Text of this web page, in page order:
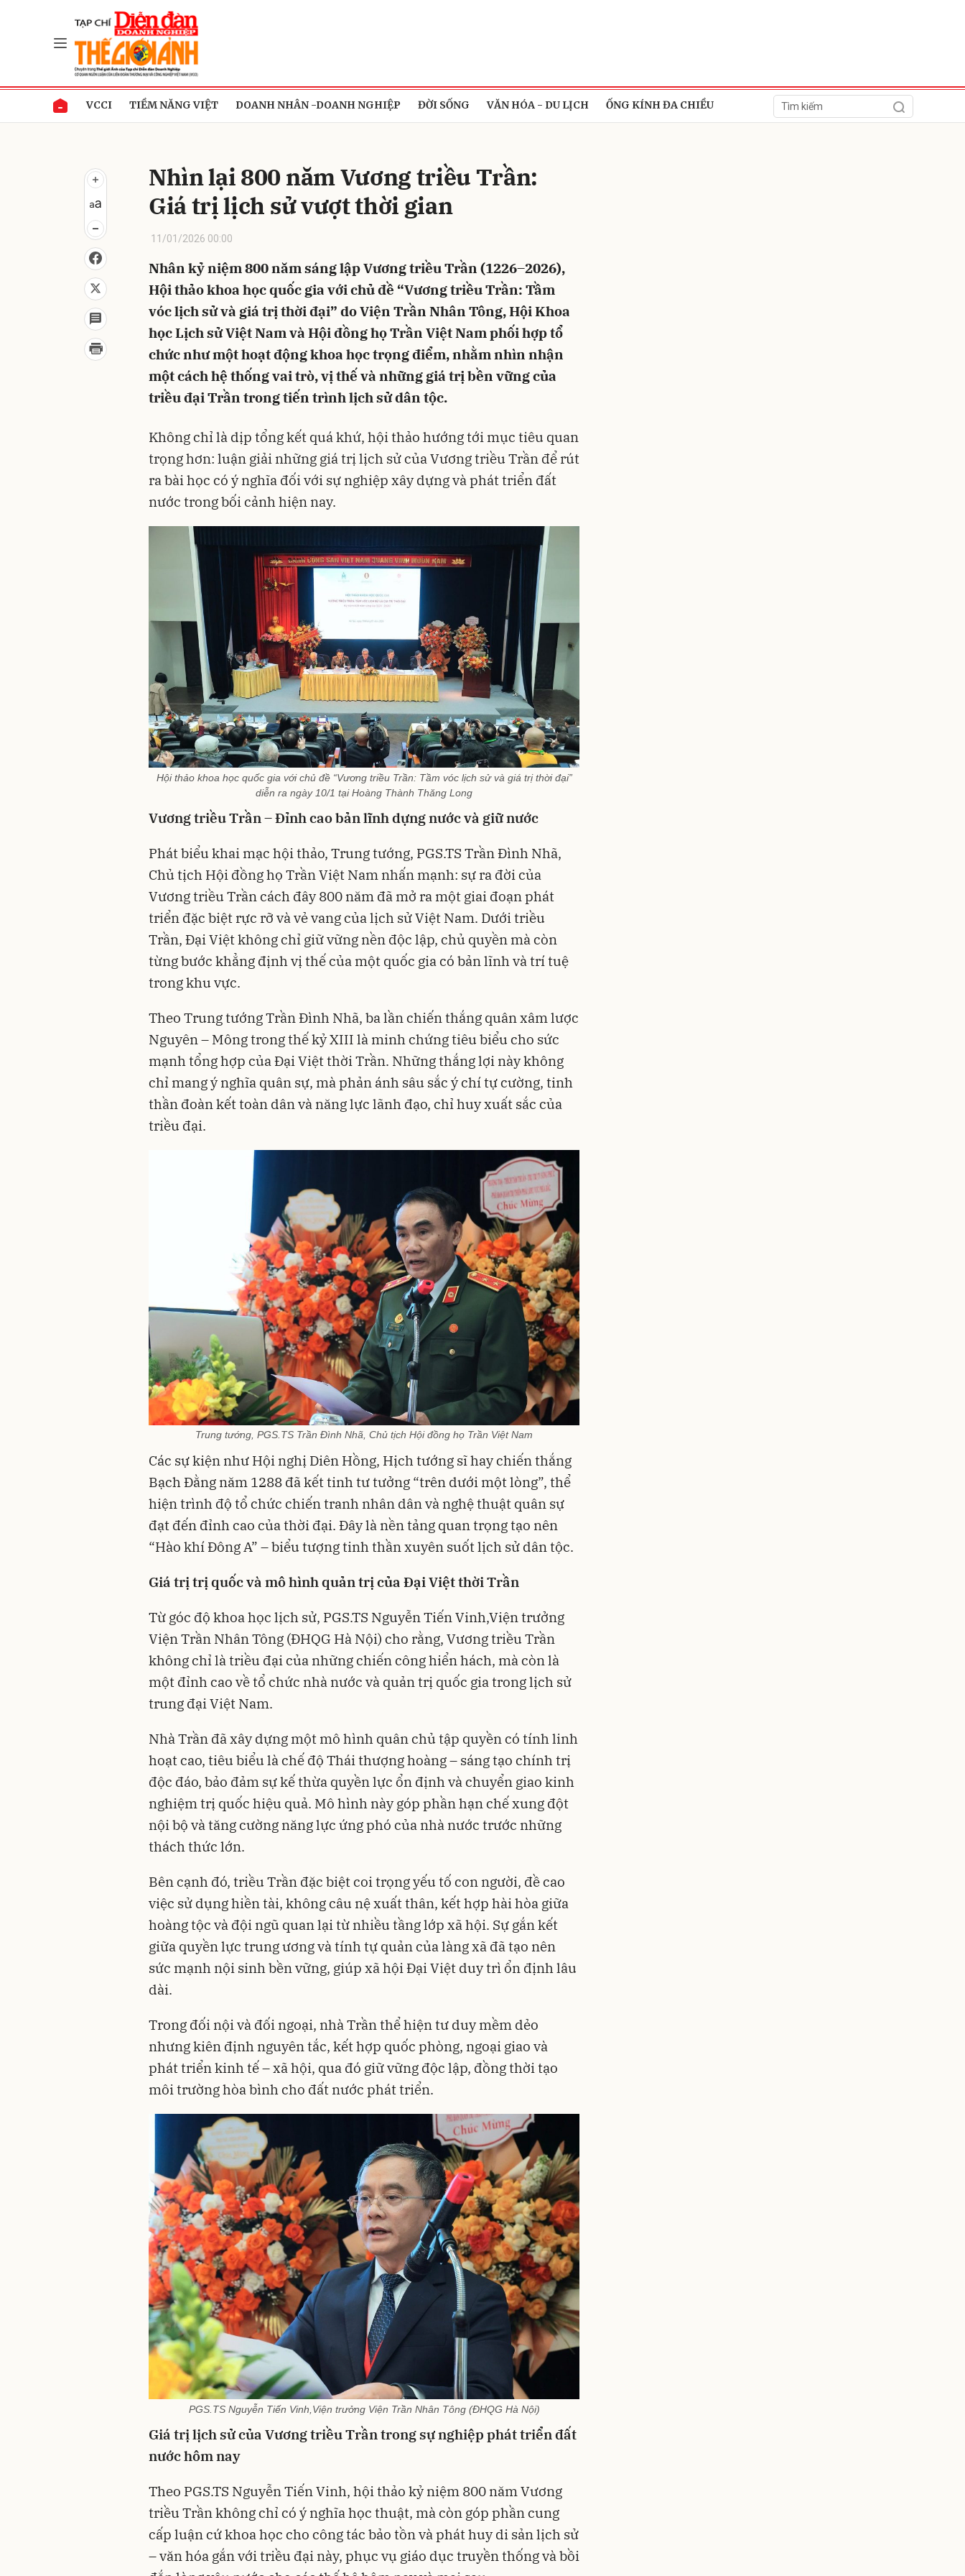
VCCI TIỀM NĂNG VIỆT DOANH NHÂN -DOANH NGHIỆP ĐỜI SỐNG VĂN HÓA - DU LỊCH ỐNG KÍNH ĐA CHIỀU
Nhìn lại 800 năm Vương triều Trần:
Giá trị lịch sử vượt thời gian
11/01/2026 00:00
Nhân kỷ niệm 800 năm sáng lập Vương triều Trần (1226–2026),
Hội thảo khoa học quốc gia với chủ đề “Vương triều Trần: Tầm
vóc lịch sử và giá trị thời đại” do Viện Trần Nhân Tông, Hội Khoa
học Lịch sử Việt Nam và Hội đồng họ Trần Việt Nam phối hợp tổ
chức như một hoạt động khoa học trọng điểm, nhằm nhìn nhận
một cách hệ thống vai trò, vị thế và những giá trị bền vững của
triều đại Trần trong tiến trình lịch sử dân tộc.
Không chỉ là dịp tổng kết quá khứ, hội thảo hướng tới mục tiêu quan
trọng hơn: luận giải những giá trị lịch sử của Vương triều Trần để rút
ra bài học có ý nghĩa đối với sự nghiệp xây dựng và phát triển đất
nước trong bối cảnh hiện nay.
Hội thảo khoa học quốc gia với chủ đề “Vương triều Trần: Tầm vóc lịch sử và giá trị thời đại”
diễn ra ngày 10/1 tại Hoàng Thành Thăng Long
Vương triều Trần – Đỉnh cao bản lĩnh dựng nước và giữ nước
Phát biểu khai mạc hội thảo, Trung tướng, PGS.TS Trần Đình Nhã,
Chủ tịch Hội đồng họ Trần Việt Nam nhấn mạnh: sự ra đời của
Vương triều Trần cách đây 800 năm đã mở ra một giai đoạn phát
triển đặc biệt rực rỡ và vẻ vang của lịch sử Việt Nam. Dưới triều
Trần, Đại Việt không chỉ giữ vững nền độc lập, chủ quyền mà còn
từng bước khẳng định vị thế của một quốc gia có bản lĩnh và trí tuệ
trong khu vực.
Theo Trung tướng Trần Đình Nhã, ba lần chiến thắng quân xâm lược
Nguyên – Mông trong thế kỷ XIII là minh chứng tiêu biểu cho sức
mạnh tổng hợp của Đại Việt thời Trần. Những thắng lợi này không
chỉ mang ý nghĩa quân sự, mà phản ánh sâu sắc ý chí tự cường, tinh
thần đoàn kết toàn dân và năng lực lãnh đạo, chỉ huy xuất sắc của
triều đại.
Trung tướng, PGS.TS Trần Đình Nhã, Chủ tịch Hội đồng họ Trần Việt Nam
Các sự kiện như Hội nghị Diên Hồng, Hịch tướng sĩ hay chiến thắng
Bạch Đằng năm 1288 đã kết tinh tư tưởng “trên dưới một lòng”, thể
hiện trình độ tổ chức chiến tranh nhân dân và nghệ thuật quân sự
đạt đến đỉnh cao của thời đại. Đây là nền tảng quan trọng tạo nên
“Hào khí Đông A” – biểu tượng tinh thần xuyên suốt lịch sử dân tộc.
Giá trị trị quốc và mô hình quản trị của Đại Việt thời Trần
Từ góc độ khoa học lịch sử, PGS.TS Nguyễn Tiến Vinh,Viện trưởng
Viện Trần Nhân Tông (ĐHQG Hà Nội) cho rằng, Vương triều Trần
không chỉ là triều đại của những chiến công hiển hách, mà còn là
một đỉnh cao về tổ chức nhà nước và quản trị quốc gia trong lịch sử
trung đại Việt Nam.
Nhà Trần đã xây dựng một mô hình quân chủ tập quyền có tính linh
hoạt cao, tiêu biểu là chế độ Thái thượng hoàng – sáng tạo chính trị
độc đáo, bảo đảm sự kế thừa quyền lực ổn định và chuyển giao kinh
nghiệm trị quốc hiệu quả. Mô hình này góp phần hạn chế xung đột
nội bộ và tăng cường năng lực ứng phó của nhà nước trước những
thách thức lớn.
Bên cạnh đó, triều Trần đặc biệt coi trọng yếu tố con người, đề cao
việc sử dụng hiền tài, không câu nệ xuất thân, kết hợp hài hòa giữa
hoàng tộc và đội ngũ quan lại từ nhiều tầng lớp xã hội. Sự gắn kết
giữa quyền lực trung ương và tính tự quản của làng xã đã tạo nên
sức mạnh nội sinh bền vững, giúp xã hội Đại Việt duy trì ổn định lâu
dài.
Trong đối nội và đối ngoại, nhà Trần thể hiện tư duy mềm dẻo
nhưng kiên định nguyên tắc, kết hợp quốc phòng, ngoại giao và
phát triển kinh tế – xã hội, qua đó giữ vững độc lập, đồng thời tạo
môi trường hòa bình cho đất nước phát triển.
PGS.TS Nguyễn Tiến Vinh,Viện trưởng Viện Trần Nhân Tông (ĐHQG Hà Nội)
Giá trị lịch sử của Vương triều Trần trong sự nghiệp phát triển đất
nước hôm nay
Theo PGS.TS Nguyễn Tiến Vinh, hội thảo kỷ niệm 800 năm Vương
triều Trần không chỉ có ý nghĩa học thuật, mà còn góp phần cung
cấp luận cứ khoa học cho công tác bảo tồn và phát huy di sản lịch sử
– văn hóa gắn với triều đại này, phục vụ giáo dục truyền thống và bồi